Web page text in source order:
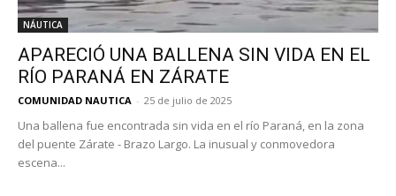
NÁUTICA
APARECIÓ UNA BALLENA SIN VIDA EN EL
RÍO PARANÁ EN ZÁRATE
COMUNIDAD NAUTICA - 25 de julio de 2025
Una ballena fue encontrada sin vida en el río Paraná, en la zona
del puente Zárate - Brazo Largo. La inusual y conmovedora
escena...